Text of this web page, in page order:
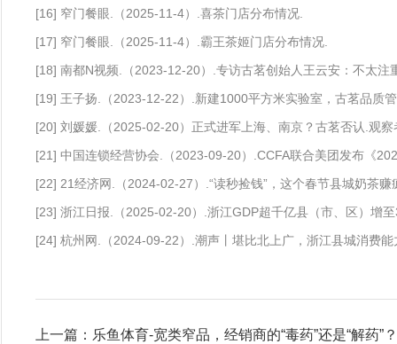
[16] 窄门餐眼.（2025-11-4）.喜茶门店分布情况.
[17] 窄门餐眼.（2025-11-4）.霸王茶姬门店分布情况.
[18] 南都N视频.（2023-12-20）.专访古茗创始人王云安：不太注
[19] 王子扬.（2023-12-22）.新建1000平方米实验室，古茗品质
[20] 刘媛媛.（2025-02-20）正式进军上海、南京？古茗否认.观察
[21] 中国连锁经营协会.（2023-09-20）.CCFA联合美团发布《
[22] 21经济网.（2024-02-27）.“读秒捡钱”，这个春节县城奶茶赚
[23] 浙江日报.（2025-02-20）.浙江GDP超千亿县（市、区）增
[24] 杭州网.（2024-09-22）.潮声丨堪比北上广，浙江县城消费
上一篇：乐鱼体育-宽类窄品，经销商的“毒药”还是“解药”？